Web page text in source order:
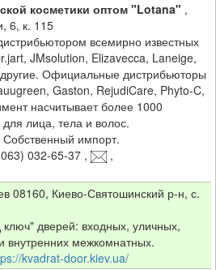
косметики оптом "Lotana" ,
6, к. 115
всемирно известных
JMsolution, Elizavecca, Laneige,
Официальные дистрибьюторы
Gaston, RejudiCare, Phyto-C,
насчитывает более 1000
лица, тела и волос.
импорт.
032-65-37,
,
08160, Киево-Святошинский р-н, с.
дверей: входных, уличных,
внутренних межкомнатных.
kvadrat-door.kiev.ua/